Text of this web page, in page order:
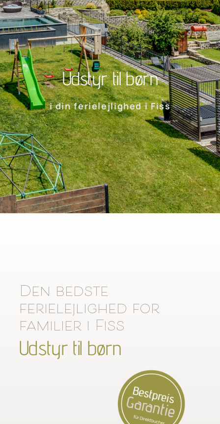
Udstyr til børn
i din ferielejlighed i Fiss
Den bedste
ferielejlighed for
familier i Fiss
Udstyr til børn